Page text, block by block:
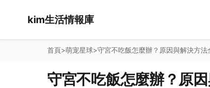
kim生活情報庫
首頁>萌宠星球>守宮不吃飯怎麼辦？原因與解決方法
守宮不吃飯怎麼辦？原